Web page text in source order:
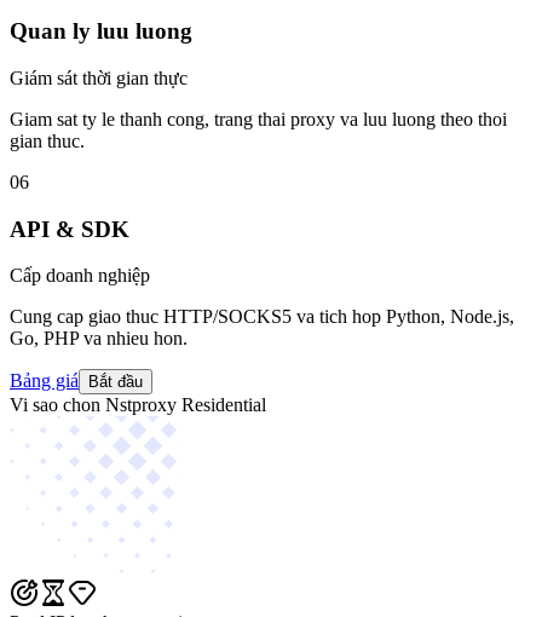
Quan ly luu luong
Giám sát thời gian thực
Giam sat ty le thanh cong, trang thai proxy va luu luong theo thoi
gian thuc.
06
API & SDK
Cấp doanh nghiệp
Cung cap giao thuc HTTP/SOCKS5 va tich hop Python, Node.js,
Go, PHP va nhieu hon.
Bảng giá Bắt đầu
Vi sao chon Nstproxy Residential